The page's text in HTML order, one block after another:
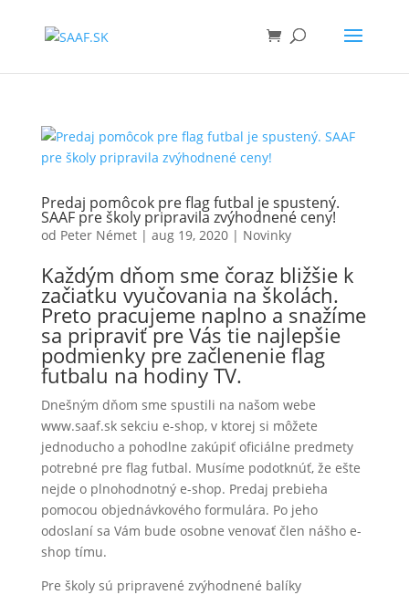
Predaj pomôcok pre flag futbal je spustený.
SAAF pre školy pripravila zvýhodnené ceny!
od Peter Német| aug 19, 2020| Novinky
Každým dňom sme čoraz bližšie k
začiatku vyučovania na školách.
Preto pracujeme naplno a snažíme
sa pripraviť pre Vás tie najlepšie
podmienky pre začlenenie flag
futbalu na hodiny TV.
Dnešným dňom sme spustili na našom webe
www.saaf.sk sekciu e-shop, v ktorej si môžete
jednoducho a pohodlne zakúpiť oficiálne predmety
potrebné pre flag futbal. Musíme podotknúť, že ešte
nejde o plnohodnotný e-shop. Predaj prebieha
pomocou objednávkového formulára. Po jeho
odoslaní sa Vám bude osobne venovať člen nášho e-
shop tímu.
Pre školy sú pripravené zvýhodnené balíky